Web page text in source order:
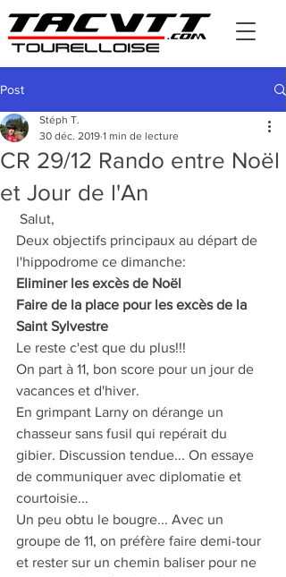
Post
CR 29/12 Rando entre Noël
et Jour de l'An
Stéph T.
30 déc. 2019 1 min de lecture
Salut,
Deux objectifs principaux au départ de
l'hippodrome ce dimanche:
Eliminer les excès de Noël
Faire de la place pour les excès de la
Saint Sylvestre
Le reste c'est que du plus!!!
On part à 11, bon score pour un jour de
vacances et d'hiver.
En grimpant Larny on dérange un
chasseur sans fusil qui repérait du
gibier. Discussion tendue... On essaye
de communiquer avec diplomatie et
courtoisie...
Un peu obtu le bougre... Avec un
groupe de 11, on préfère faire demi-tour
et rester sur un chemin baliser pour ne